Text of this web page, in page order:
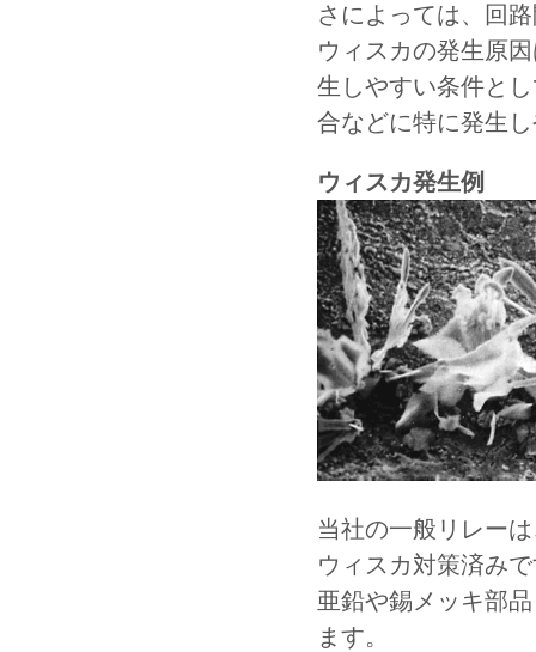
さによっては、回
ウィスカの発生原
生しやすい条件と
合などに特に発生
ウィスカ発生例
当社の一般リレー
ウィスカ対策済み
亜鉛や錫メッキ部
ます。